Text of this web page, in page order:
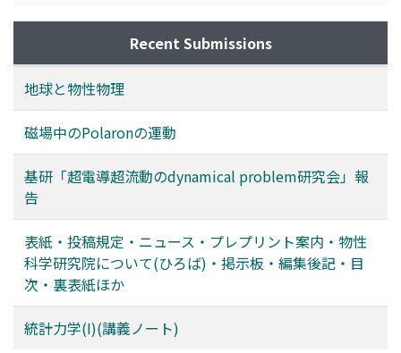
Recent Submissions
地球と物性物理
磁場中のPolaronの運動
基研「超電導超流動のdynamical problem研究会」報
告
表紙・投稿規定・ニュース・プレプリント案内・物性
科学研究院について(ひろば)・掲示板・編集後記・目
次・裏表紙ほか
統計力学(I)(講義ノート)